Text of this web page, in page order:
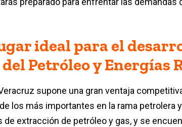
ideal para el
Petróleo y Energías
supone una gran ventaja
los más importantes en la rama petrolera
de extracción de petróleo y gas, y se